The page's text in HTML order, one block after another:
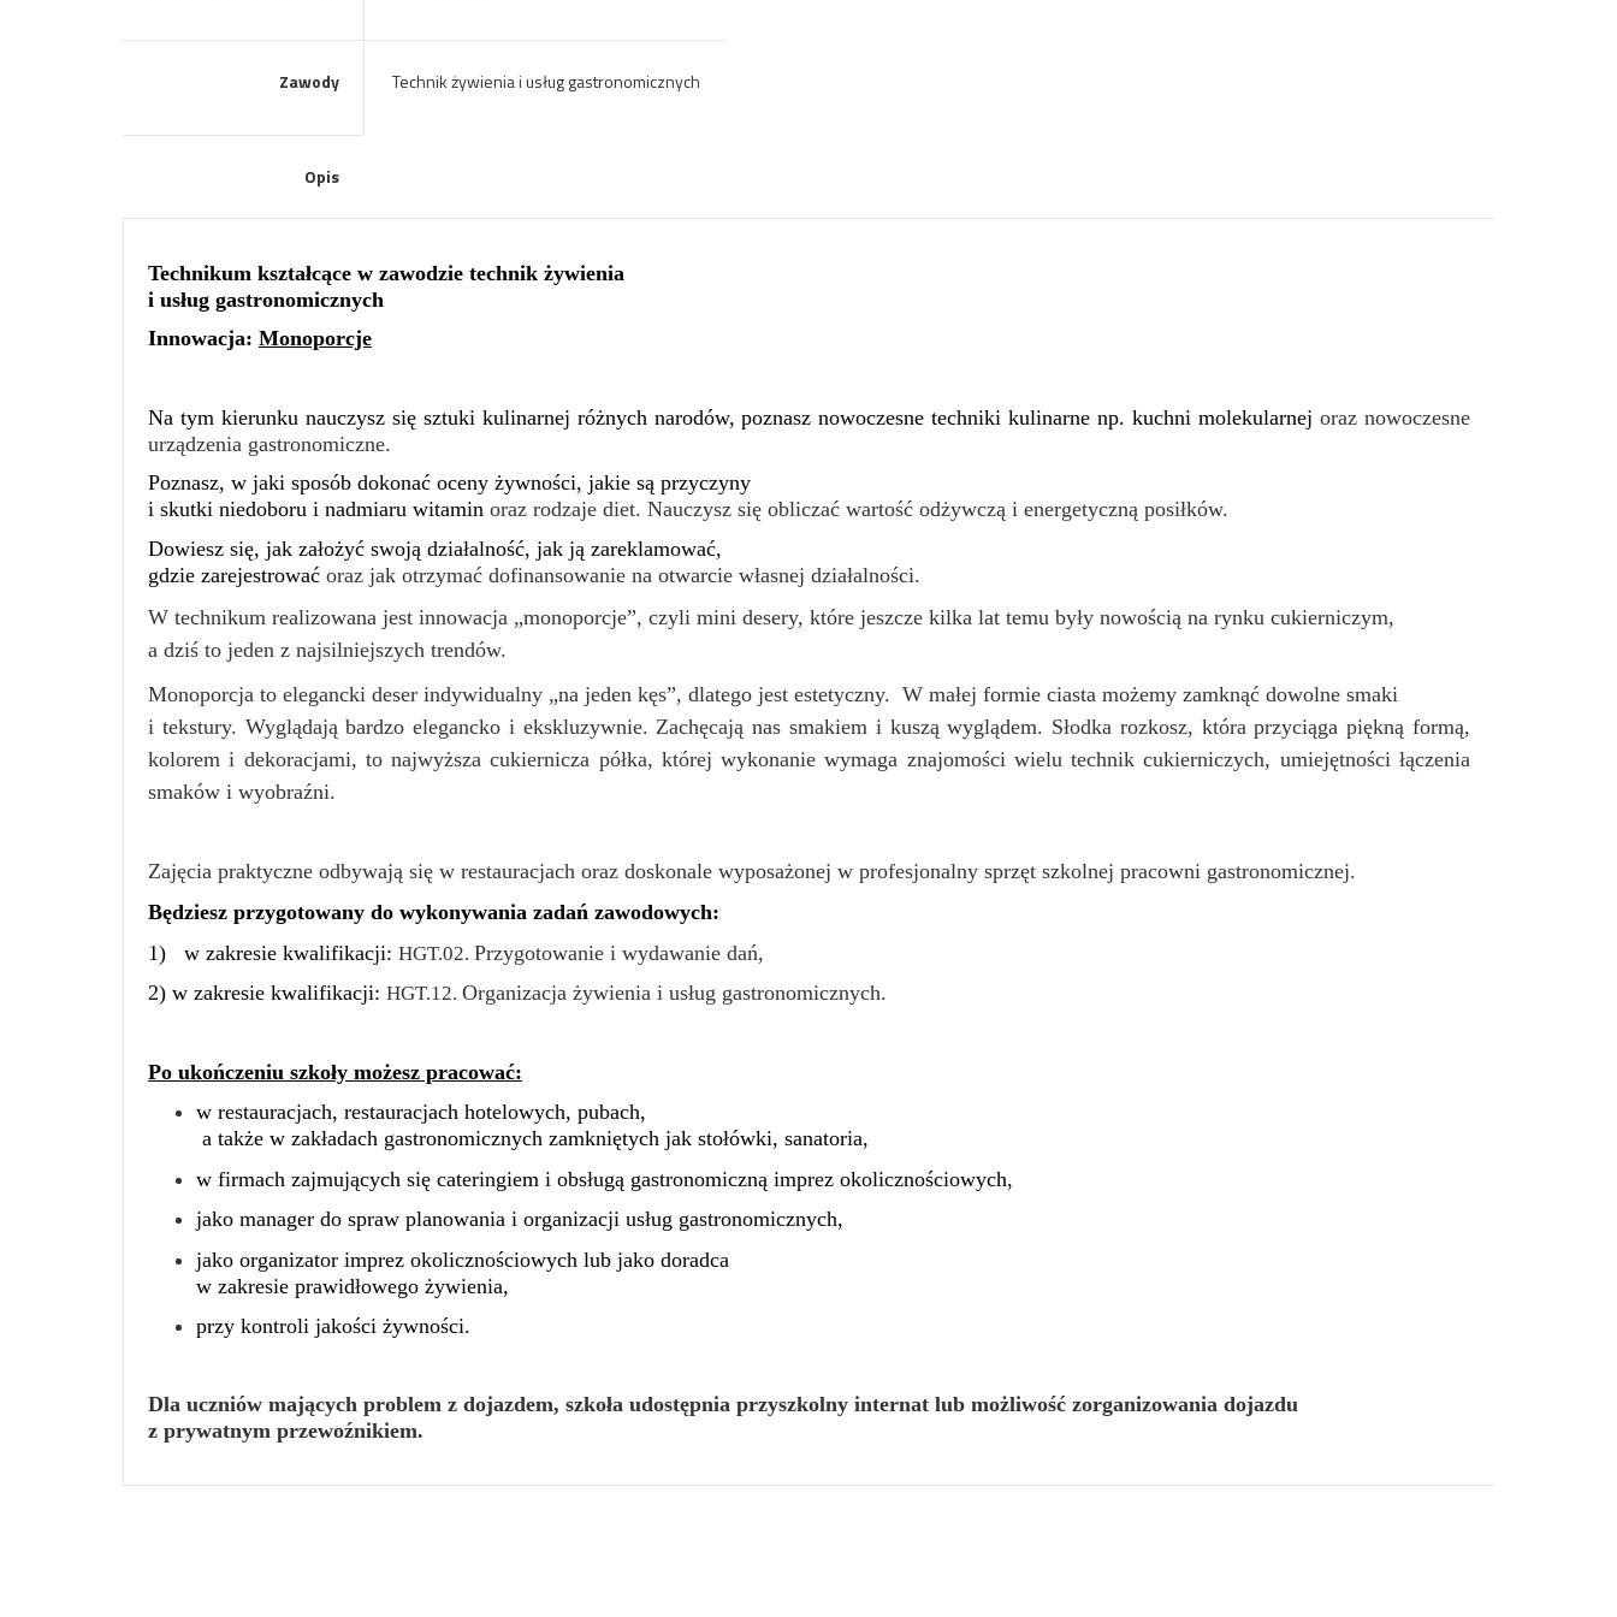
Zawody Technik żywienia i usług gastronomicznych
Opis
Technikum kształcące w zawodzie technik żywienia
i usług gastronomicznych
Innowacja: Monoporcje
Na tym kierunku nauczysz się sztuki kulinarnej różnych narodów, poznasz nowoczesne techniki kulinarne np. kuchni molekularnejoraz nowoczesne
urządzenia gastronomiczne.
Poznasz, w jaki sposób dokonać oceny żywności, jakie są przyczyny
i skutki niedoboru i nadmiaru witamin oraz rodzaje diet. Nauczysz się obliczać wartość odżywczą i energetyczną posiłków.
Dowiesz się, jak założyć swoją działalność, jak ją zareklamować,
gdzie zarejestrować oraz jak otrzymać dofinansowanie na otwarcie własnej działalności.
W technikum realizowana jest innowacja „monoporcje”, czyli mini desery, które jeszcze kilka lat temu były nowością na rynku cukierniczym,
a dziś to jeden z najsilniejszych trendów.
Monoporcja to elegancki deser indywidualny „na jeden kęs”, dlatego jest estetyczny. W małej formie ciasta możemy zamknąć dowolne smaki
i tekstury. Wyglądają bardzo elegancko i ekskluzywnie. Zachęcają nas smakiem i kuszą wyglądem. Słodka rozkosz, która przyciąga piękną formą,
kolorem i dekoracjami, to najwyższa cukiernicza półka, której wykonanie wymaga znajomości wielu technik cukierniczych, umiejętności łączenia
smaków i wyobraźni.
Zajęcia praktyczne odbywają się w restauracjach oraz doskonale wyposażonej w profesjonalny sprzęt szkolnej pracowni gastronomicznej.
Będziesz przygotowany do wykonywania zadań zawodowych:
1) w zakresie kwalifikacji: HGT.02. Przygotowanie i wydawanie dań,
2) w zakresie kwalifikacji: HGT.12. Organizacja żywienia i usług gastronomicznych.
Po ukończeniu szkoły możesz pracować:
w restauracjach, restauracjach hotelowych, pubach,
a także w zakładach gastronomicznych zamkniętych jak stołówki, sanatoria,
w firmach zajmujących się cateringiem i obsługą gastronomiczną imprez okolicznościowych,
jako manager do spraw planowania i organizacji usług gastronomicznych,
jako organizator imprez okolicznościowych lub jako doradca
w zakresie prawidłowego żywienia,
przy kontroli jakości żywności.
Dla uczniów mających problem z dojazdem, szkoła udostępnia przyszkolny internat lub możliwość zorganizowania dojazdu
z prywatnym przewoźnikiem.